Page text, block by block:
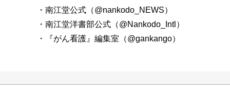
・南江堂公式（@nankodo_NEWS）
・南江堂洋書部公式（@Nankodo_Intl）
・『がん看護』編集室（@gankango）